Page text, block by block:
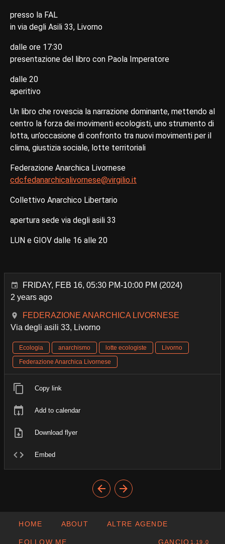
presso la FAL
in via degli Asili 33, Livorno
dalle ore 17:30
presentazione del libro con Paola Imperatore
dalle 20
aperitivo
Un libro che rovescia la narrazione dominante, mettendo al
centro la forza dei movimenti ecologisti, uno strumento di
lotta, un’occasione di confronto tra nuovi movimenti per il
clima, giustizia sociale, lotte territoriali
Federazione Anarchica Livornese
cdcfedanarchicalivornese@virgilio.it
Collettivo Anarchico Libertario
apertura sede via degli asili 33
LUN e GIOV dalle 16 alle 20
FRIDAY, FEB 16, 05:30 PM-10:00 PM (2024)
2 years ago
FEDERAZIONE ANARCHICA LIVORNESE
Via degli asili 33, Livorno
Ecologia anarchismo lotte ecologiste
Livorno
Federazione Anarchica Livornese
Copy link
Add to calendar
Download flyer
Embed
HOME ABOUT ALTRE AGENDE
FOLLOW ME GANCIO 1.19.0